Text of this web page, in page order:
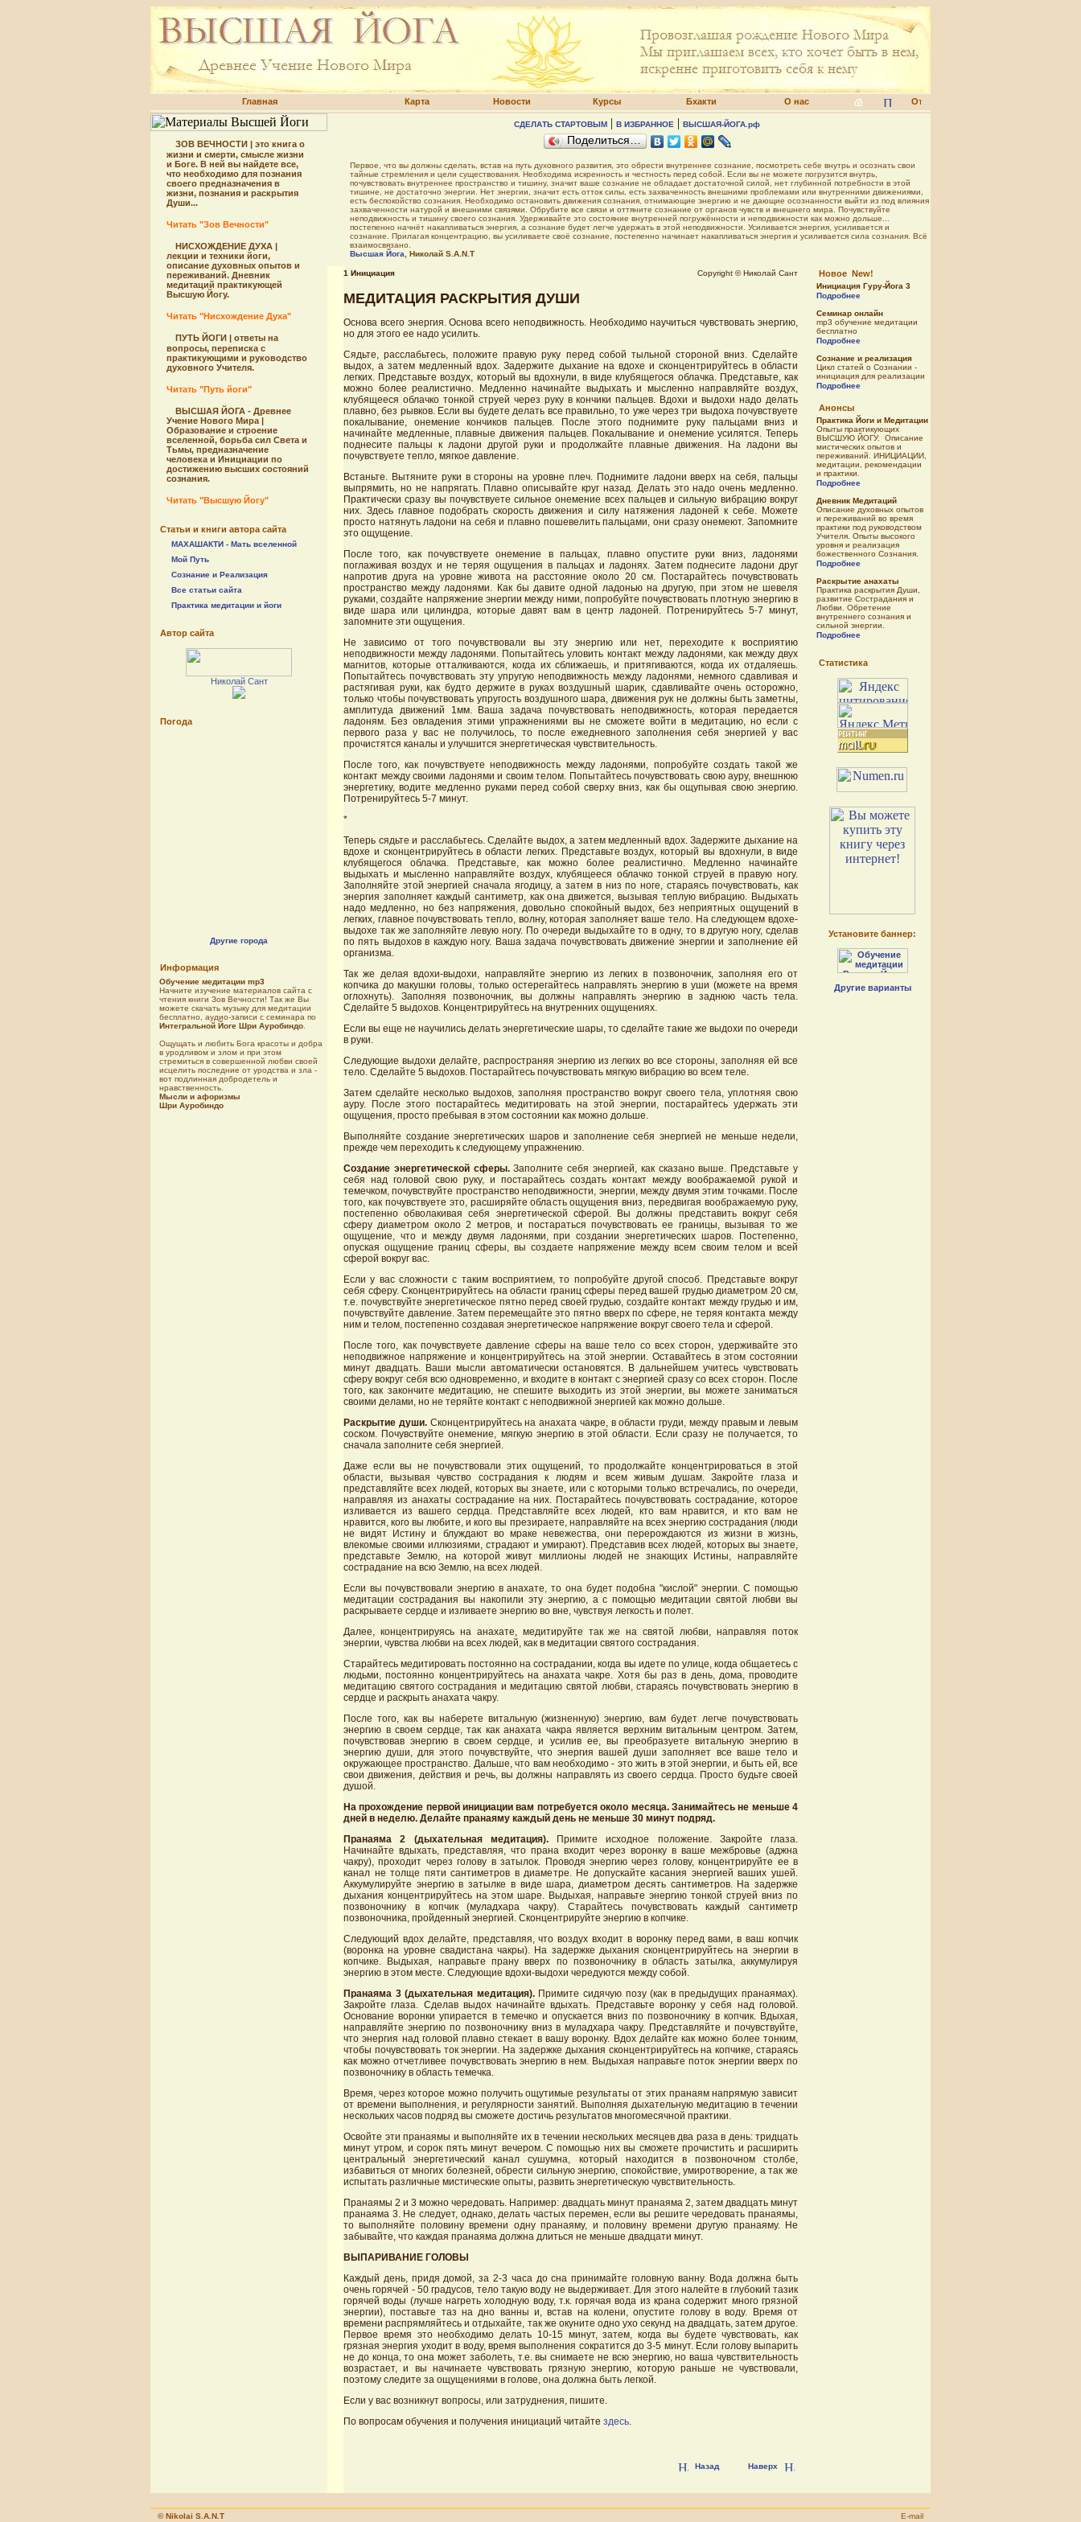
Главная Карта Новости Курсы Бхакти О нас
ЗОВ ВЕЧНОСТИ | это книга о
жизни и смерти, смысле жизни
и Боге. В ней вы найдете все,
что необходимо для познания
своего предназначения в
жизни, познания и раскрытия
Души...
Читать "Зов Вечности"
НИСХОЖДЕНИЕ ДУХА |
лекции и техники йоги,
описание духовных опытов и
переживаний. Дневник
медитаций практикующей
Высшую Йогу.
Читать "Нисхождение Духа"
ПУТЬ ЙОГИ | ответы на
вопросы, переписка с
практикующими и руководство
духовного Учителя.
Читать "Путь йоги"
ВЫСШАЯ ЙОГА - Древнее
Учение Нового Мира |
Образование и строение
вселенной, борьба сил Света и
Тьмы, предназначение
человека и Инициации по
достижению высших состояний
сознания.
Читать "Высшую Йогу"
Статьи и книги автора сайта
МАХАШАКТИ - Мать вселенной
Мой Путь
Сознание и Реализация
Все статьи сайта
Практика медитации и йоги
Автор сайта
Николай Сант
Погода
Другие города
Информация
Обучение медитации mp3
Начните изучение материалов сайта с
чтения книги Зов Вечности! Так же Вы
можете скачать музыку для медитации
бесплатно, аудио-записи с семинара по
Интегральной Йоге Шри Ауробиндо
Ощущать и любить Бога красоты и добра
в уродливом и злом и при этом
стремиться в совершенной любви своей
исцелить последние от уродства и зла -
вот подлинная добродетель и
нравственность.
Мысли и афоризмы
Шри Ауробиндо
СДЕЛАТЬ СТАРТОВЫМ | В ИЗБРАННОЕ | ВЫСШАЯ-ЙОГА.рф
Поделиться…
Первое, что вы должны сделать, встав на путь духовного развития, это обрести внутреннее сознание, посмотреть себе внутрь и осознать свои
тайные стремления и цели существования. Необходима искренность и честность перед собой. Если вы не можете погрузится внутрь,
почувствовать внутреннее пространство и тишину, значит ваше сознание не обладает достаточной силой, нет глубинной потребности в этой
тишине, не достаточно энергии. Нет энергии, значит есть отток силы, есть захваченность внешними проблемами или внутренними движениями,
есть беспокойство сознания. Необходимо остановить движения сознания, отнимающие энергию и не дающие осознанности выйти из под влияния
захваченности натурой и внешними связями. Обрубите все связи и оттяните сознание от органов чувств и внешнего мира. Почувствуйте
неподвижность и тишину своего сознания. Удерживайте это состояние внутренней погружённости и неподвижности как можно дольше...
постепенно начнёт накапливаться энергия, а сознание будет легче удержать в этой неподвижности. Усиливается энергия, усиливается и
сознание. Прилагая концентрацию, вы усиливаете своё сознание, постепенно начинает накапливаться энергия и усиливается сила сознания. Всё
взаимосвязано.
Высшая Йога , Николай S.A.N.T
1 Инициация Copyright © Николай Сант
МЕДИТАЦИЯ РАСКРЫТИЯ ДУШИ
Основа всего энергия. Основа всего неподвижность. Необходимо научиться чувствовать энергию,
но для этого ее надо усилить.
Сядьте, расслабьтесь, положите правую руку перед собой тыльной стороной вниз. Сделайте
выдох, а затем медленный вдох. Задержите дыхание на вдохе и сконцентрируйтесь в области
легких. Представьте воздух, который вы вдохнули, в виде клубящегося облачка. Представьте, как
можно более реалистично. Медленно начинайте выдыхать и мысленно направляйте воздух,
клубящееся облачко тонкой струей через руку в кончики пальцев. Вдохи и выдохи надо делать
плавно, без рывков. Если вы будете делать все правильно, то уже через три выдоха почувствуете
покалывание, онемение кончиков пальцев. После этого поднимите руку пальцами вниз и
начинайте медленные, плавные движения пальцев. Покалывание и онемение усилятся. Теперь
поднесите пальцы к ладони другой руки и продолжайте плавные движения. На ладони вы
почувствуете тепло, мягкое давление.
Встаньте. Вытяните руки в стороны на уровне плеч. Поднимите ладони вверх на себя, пальцы
выпрямить, но не напрягать. Плавно описывайте круг назад. Делать это надо очень медленно.
Практически сразу вы почувствуете сильное онемение всех пальцев и сильную вибрацию вокруг
них. Здесь главное подобрать скорость движения и силу натяжения ладоней к себе. Можете
просто натянуть ладони на себя и плавно пошевелить пальцами, они сразу онемеют. Запомните
это ощущение.
После того, как почувствуете онемение в пальцах, плавно опустите руки вниз, ладонями
поглаживая воздух и не теряя ощущения в пальцах и ладонях. Затем поднесите ладони друг
напротив друга на уровне живота на расстояние около 20 см. Постарайтесь почувствовать
пространство между ладонями. Как бы давите одной ладонью на другую, при этом не шевеля
руками, создайте напряжение энергии между ними, попробуйте почувствовать плотную энергию в
виде шара или цилиндра, которые давят вам в центр ладоней. Потренируйтесь 5-7 минут,
запомните эти ощущения.
Не зависимо от того почувствовали вы эту энергию или нет, переходите к восприятию
неподвижности между ладонями. Попытайтесь уловить контакт между ладонями, как между двух
магнитов, которые отталкиваются, когда их сближаешь, и притягиваются, когда их отдаляешь.
Попытайтесь почувствовать эту упругую неподвижность между ладонями, немного сдавливая и
растягивая руки, как будто держите в руках воздушный шарик, сдавливайте очень осторожно,
только чтобы почувствовать упругость воздушного шара, движения рук не должны быть заметны,
амплитуда движений 1мм. Ваша задача почувствовать неподвижность, которая передается
ладоням. Без овладения этими упражнениями вы не сможете войти в медитацию, но если с
первого раза у вас не получилось, то после ежедневного заполнения себя энергией у вас
прочистятся каналы и улучшится энергетическая чувствительность.
После того, как почувствуете неподвижность между ладонями, попробуйте создать такой же
контакт между своими ладонями и своим телом. Попытайтесь почувствовать свою ауру, внешнюю
энергетику, водите медленно руками перед собой сверху вниз, как бы ощупывая свою энергию.
Потренируйтесь 5-7 минут.
*
Теперь сядьте и расслабьтесь. Сделайте выдох, а затем медленный вдох. Задержите дыхание на
вдохе и сконцентрируйтесь в области легких. Представьте воздух, который вы вдохнули, в виде
клубящегося облачка. Представьте, как можно более реалистично. Медленно начинайте
выдыхать и мысленно направляйте воздух, клубящееся облачко тонкой струей в правую ногу.
Заполняйте этой энергией сначала ягодицу, а затем в низ по ноге, стараясь почувствовать, как
энергия заполняет каждый сантиметр, как она движется, вызывая теплую вибрацию. Выдыхать
надо медленно, но без напряжения, довольно спокойный выдох, без неприятных ощущений в
легких, главное почувствовать тепло, волну, которая заполняет ваше тело. На следующем вдохе-
выдохе так же заполняйте левую ногу. По очереди выдыхайте то в одну, то в другую ногу, сделав
по пять выдохов в каждую ногу. Ваша задача почувствовать движение энергии и заполнение ей
организма.
Так же делая вдохи-выдохи, направляйте энергию из легких в позвоночник, заполняя его от
копчика до макушки головы, только остерегайтесь направлять энергию в уши (можете на время
оглохнуть). Заполняя позвоночник, вы должны направлять энергию в заднюю часть тела.
Сделайте 5 выдохов. Концентрируйтесь на внутренних ощущениях.
Если вы еще не научились делать энергетические шары, то сделайте такие же выдохи по очереди
в руки.
Следующие выдохи делайте, распространяя энергию из легких во все стороны, заполняя ей все
тело. Сделайте 5 выдохов. Постарайтесь почувствовать мягкую вибрацию во всем теле.
Затем сделайте несколько выдохов, заполняя пространство вокруг своего тела, уплотняя свою
ауру. После этого постарайтесь медитировать на этой энергии, постарайтесь удержать эти
ощущения, просто пребывая в этом состоянии как можно дольше.
Выполняйте создание энергетических шаров и заполнение себя энергией не меньше недели,
прежде чем переходить к следующему упражнению.
Создание энергетической сферы.Заполните себя энергией, как сказано выше. Представьте у
себя над головой свою руку, и постарайтесь создать контакт между воображаемой рукой и
темечком, почувствуйте пространство неподвижности, энергии, между двумя этим точками. После
того, как почувствуете это, расширяйте область ощущения вниз, передвигая воображаемую руку,
постепенно обволакивая себя энергетической сферой. Вы должны представить вокруг себя
сферу диаметром около 2 метров, и постараться почувствовать ее границы, вызывая то же
ощущение, что и между двумя ладонями, при создании энергетических шаров. Постепенно,
опуская ощущение границ сферы, вы создаете напряжение между всем своим телом и всей
сферой вокруг вас.
Если у вас сложности с таким восприятием, то попробуйте другой способ. Представьте вокруг
себя сферу. Сконцентрируйтесь на области границ сферы перед вашей грудью диаметром 20 см,
т.е. почувствуйте энергетическое пятно перед своей грудью, создайте контакт между грудью и им,
почувствуйте давление. Затем перемещайте это пятно вверх по сфере, не теряя контакта между
ним и телом, постепенно создавая энергетическое напряжение вокруг своего тела и сферой.
После того, как почувствуете давление сферы на ваше тело со всех сторон, удерживайте это
неподвижное напряжение и концентрируйтесь на этой энергии. Оставайтесь в этом состоянии
минут двадцать. Ваши мысли автоматически остановятся. В дальнейшем учитесь чувствовать
сферу вокруг себя всю одновременно, и входите в контакт с энергией сразу со всех сторон. После
того, как закончите медитацию, не спешите выходить из этой энергии, вы можете заниматься
своими делами, но не теряйте контакт с неподвижной энергией как можно дольше.
Раскрытие души.Сконцентрируйтесь на анахата чакре, в области груди, между правым и левым
соском. Почувствуйте онемение, мягкую энергию в этой области. Если сразу не получается, то
сначала заполните себя энергией.
Даже если вы не почувствовали этих ощущений, то продолжайте концентрироваться в этой
области, вызывая чувство сострадания к людям и всем живым душам. Закройте глаза и
представляйте всех людей, которых вы знаете, или с которыми только встречались, по очереди,
направляя из анахаты сострадание на них. Постарайтесь почувствовать сострадание, которое
изливается из вашего сердца. Представляйте всех людей, кто вам нравится, и кто вам не
нравится, кого вы любите, и кого вы презираете, направляйте на всех энергию сострадания (люди
не видят Истину и блуждают во мраке невежества, они перерождаются из жизни в жизнь,
влекомые своими иллюзиями, страдают и умирают). Представив всех людей, которых вы знаете,
представьте Землю, на которой живут миллионы людей не знающих Истины, направляйте
сострадание на всю Землю, на всех людей.
Если вы почувствовали энергию в анахате, то она будет подобна "кислой" энергии. С помощью
медитации сострадания вы накопили эту энергию, а с помощью медитации святой любви вы
раскрываете сердце и изливаете энергию во вне, чувствуя легкость и полет.
Далее, концентрируясь на анахате, медитируйте так же на святой любви, направляя поток
энергии, чувства любви на всех людей, как в медитации святого сострадания.
Старайтесь медитировать постоянно на сострадании, когда вы идете по улице, когда общаетесь с
людьми, постоянно концентрируйтесь на анахата чакре. Хотя бы раз в день, дома, проводите
медитацию святого сострадания и медитацию святой любви, стараясь почувствовать энергию в
сердце и раскрыть анахата чакру.
После того, как вы наберете витальную (жизненную) энергию, вам будет легче почувствовать
энергию в своем сердце, так как анахата чакра является верхним витальным центром. Затем,
почувствовав энергию в своем сердце, и усилив ее, вы преобразуете витальную энергию в
энергию души, для этого почувствуйте, что энергия вашей души заполняет все ваше тело и
окружающее пространство. Дальше, что вам необходимо - это жить в этой энергии, и быть ей, все
свои движения, действия и речь, вы должны направлять из своего сердца. Просто будьте своей
душой.
На прохождение первой инициации вам потребуется около месяца. Занимайтесь не меньше 4
дней в неделю. Делайте пранаяму каждый день не меньше 30 минут подряд.
Пранаяма 2 (дыхательная медитация).Примите исходное положение. Закройте глаза.
Начинайте вдыхать, представляя, что прана входит через воронку в ваше межбровье (аджна
чакру), проходит через голову в затылок. Проводя энергию через голову, концентрируйте ее в
канал не толще пяти сантиметров в диаметре. Не допускайте касания энергией ваших ушей.
Аккумулируйте энергию в затылке в виде шара, диаметром десять сантиметров. На задержке
дыхания концентрируйтесь на этом шаре. Выдыхая, направьте энергию тонкой струей вниз по
позвоночнику в копчик (муладхара чакру). Старайтесь почувствовать каждый сантиметр
позвоночника, пройденный энергией. Сконцентрируйте энергию в копчике.
Следующий вдох делайте, представляя, что воздух входит в воронку перед вами, в ваш копчик
(воронка на уровне свадистана чакры). На задержке дыхания сконцентрируйтесь на энергии в
копчике. Выдыхая, направьте прану вверх по позвоночнику в область затылка, аккумулируя
энергию в этом месте. Следующие вдохи-выдохи чередуются между собой.
Пранаяма 3 (дыхательная медитация).Примите сидячую позу (как в предыдущих пранаямах).
Закройте глаза. Сделав выдох начинайте вдыхать. Представьте воронку у себя над головой.
Основание воронки упирается в темечко и опускается вниз по позвоночнику в копчик. Вдыхая,
направляйте энергию по позвоночнику вниз в муладхара чакру. Представляйте и почувствуйте,
что энергия над головой плавно стекает в вашу воронку. Вдох делайте как можно более тонким,
чтобы почувствовать ток энергии. На задержке дыхания сконцентрируйтесь на копчике, стараясь
как можно отчетливее почувствовать энергию в нем. Выдыхая направьте поток энергии вверх по
позвоночнику в область темечка.
Время, через которое можно получить ощутимые результаты от этих пранаям напрямую зависит
от времени выполнения, и регулярности занятий. Выполняя дыхательную медитацию в течении
нескольких часов подряд вы сможете достичь результатов многомесячной практики.
Освойте эти пранаямы и выполняйте их в течении нескольких месяцев два раза в день: тридцать
минут утром, и сорок пять минут вечером. С помощью них вы сможете прочистить и расширить
центральный энергетический канал сушумна, который находится в позвоночном столбе,
избавиться от многих болезней, обрести сильную энергию, спокойствие, умиротворение, а так же
испытать различные мистические опыты, развить энергетическую чувствительность.
Пранаямы 2 и 3 можно чередовать. Например: двадцать минут пранаяма 2, затем двадцать минут
пранаяма 3. Не следует, однако, делать частых перемен, если вы решите чередовать пранаямы,
то выполняйте половину времени одну пранаяму, и половину времени другую пранаяму. Не
забывайте, что каждая пранаяма должна длиться не меньше двадцати минут.
ВЫПАРИВАНИЕ ГОЛОВЫ
Каждый день, придя домой, за 2-3 часа до сна принимайте головную ванну. Вода должна быть
очень горячей - 50 градусов, тело такую воду не выдерживает. Для этого налейте в глубокий тазик
горячей воды (лучше нагреть холодную воду, т.к. горячая вода из крана содержит много грязной
энергии), поставьте таз на дно ванны и, встав на колени, опустите голову в воду. Время от
времени распрямляйтесь и отдыхайте, так же окуните одно ухо секунд на двадцать, затем другое.
Первое время это необходимо делать 10-15 минут, затем, когда вы будете чувствовать, как
грязная энергия уходит в воду, время выполнения сократится до 3-5 минут. Если голову выпарить
не до конца, то она может заболеть, т.е. вы снимаете не всю энергию, но ваша чувствительность
возрастает, и вы начинаете чувствовать грязную энергию, которую раньше не чувствовали,
поэтому следите за ощущениями в голове, она должна быть легкой.
Если у вас возникнут вопросы, или затруднения, пишите.
По вопросам обучения и получения инициаций читайте здесь.
Назад Наверх
Новое New!
Инициация Гуру-Йога 3
Подробнее
Семинар онлайн
mp3 обучение медитации
бесплатно
Подробнее
Сознание и реализация
Цикл статей о Сознании -
инициация для реализации
Подробнее
Анонсы
Практика Йоги и Медитации
Опыты практикующих
ВЫСШУЮ ЙОГУ. Описание
мистических опытов и
переживаний. ИНИЦИАЦИИ,
медитации, рекомендации
и практики.
Подробнее
Дневник Медитаций
Описание духовных опытов
и переживаний во время
практики под руководством
Учителя. Опыты высокого
уровня и реализация
божественного Сознания.
Подробнее
Раскрытие анахаты
Практика раскрытия Души,
развитие Сострадания и
Любви. Обретение
внутреннего сознания и
сильной энергии.
Подробнее
Статистика
Установите баннер:
Другие варианты
© Nikolai S.A.N.T E-mail